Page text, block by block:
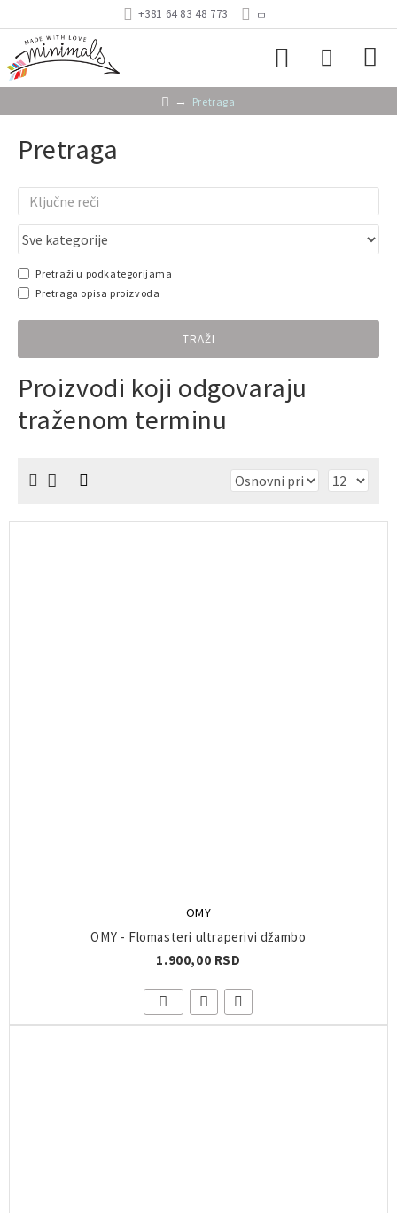
+381 64 83 48 773
Pretraga
Pretraga
Pretraži u podkategorijama
Pretraga opisa proizvoda
TRAŽI
Proizvodi koji odgovaraju
traženom terminu
OMY
OMY - Flomasteri ultraperivi džambo
1.900,00 RSD